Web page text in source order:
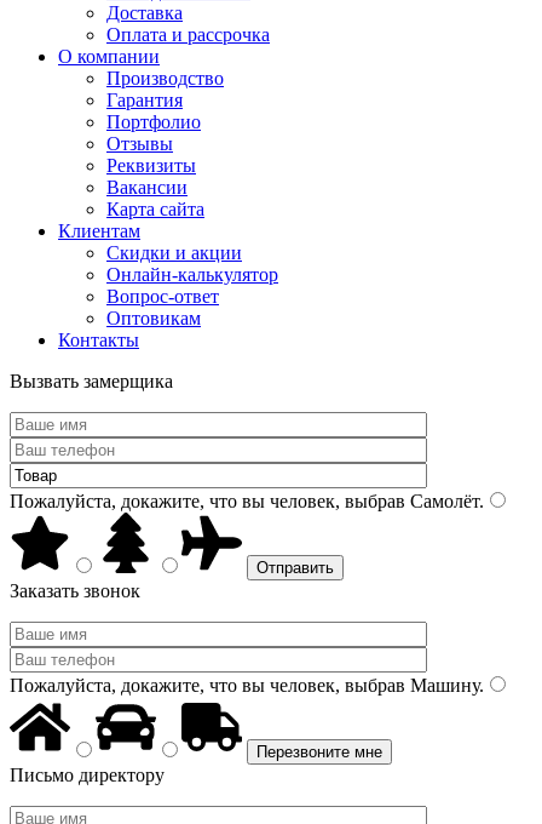
Доставка
Оплата и рассрочка
О компании
Производство
Гарантия
Портфолио
Отзывы
Реквизиты
Вакансии
Карта сайта
Клиентам
Скидки и акции
Онлайн-калькулятор
Вопрос-ответ
Оптовикам
Контакты
Вызвать замерщика
Пожалуйста, докажите, что вы человек, выбрав Самолёт.
Заказать звонок
Пожалуйста, докажите, что вы человек, выбрав Машину.
Письмо директору